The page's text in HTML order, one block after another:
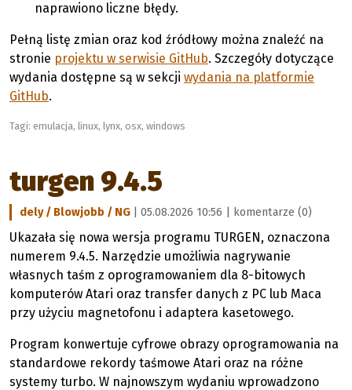
naprawiono liczne błędy.
Pełną listę zmian oraz kod źródłowy można znaleźć na
stronie projektu w serwisie GitHub. Szczegóły dotyczące
wydania dostępne są w sekcji wydania na platformie
GitHub.
Tagi: emulacja, linux, lynx, osx, windows
turgen 9.4.5
dely / Blowjobb / NG | 05.08.2026 10:56 | komentarze (0)
Ukazała się nowa wersja programu TURGEN, oznaczona
numerem 9.4.5. Narzędzie umożliwia nagrywanie
własnych taśm z oprogramowaniem dla 8-bitowych
komputerów Atari oraz transfer danych z PC lub Maca
przy użyciu magnetofonu i adaptera kasetowego.
Program konwertuje cyfrowe obrazy oprogramowania na
standardowe rekordy taśmowe Atari oraz na różne
systemy turbo. W najnowszym wydaniu wprowadzono